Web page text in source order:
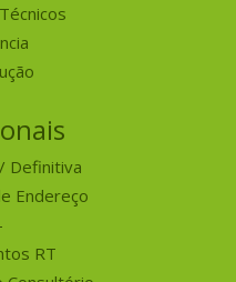
Definitiva
Endereço
RT